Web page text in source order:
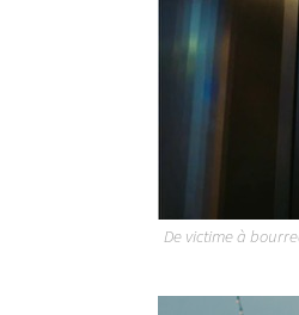
De victime à